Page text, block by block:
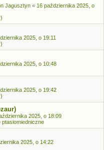
Jagusztyn « 16 października 2025, o
2025, o 19:11
2025, o 10:48
2025, o 19:42
2025, o 18:09
ptasiomiedniczne
2025, o 14:22